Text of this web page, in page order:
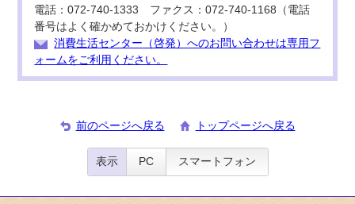
電話：072-740-1333 ファクス：072-740-1168（電話
番号はよく確かめておかけください。）
消費生活センター（啓発）へのお問い合わせは専用フ
ォームをご利用ください。
前のページへ戻る トップページへ戻る
表示 PC スマートフォン